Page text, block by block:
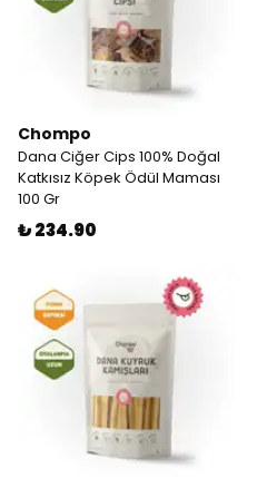
Chompo
Dana Ciğer Cips 100% Doğal
Katkısız Köpek Ödül Maması
100 Gr
₺ 234.90